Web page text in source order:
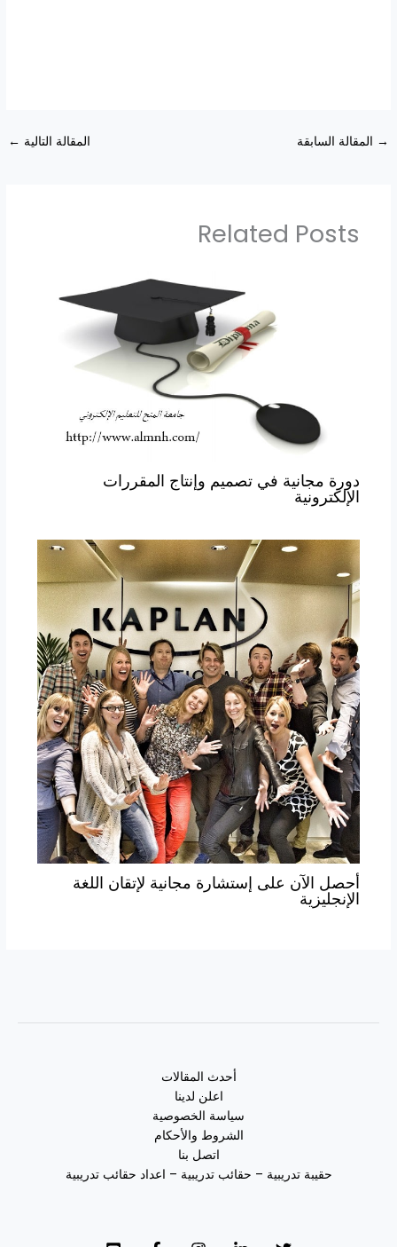
→ المقالة السابقة المقالة التالية ←
Related Posts
دورة مجانية في تصميم وإنتاج المقررات
الإلكترونية
أحصل الآن على إستشارة مجانية لإتقان اللغة
الإنجليزية
أحدث المقالات
اعلن لدينا
سياسة الخصوصية
الشروط والأحكام
اتصل بنا
حقيبة تدريبية – حقائب تدريبية – اعداد حقائب تدريبية